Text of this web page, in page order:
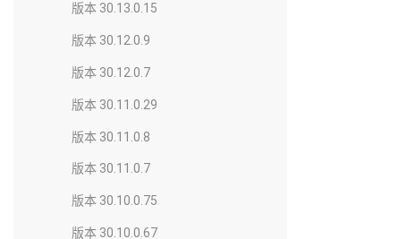
版本 30.13.0.15
版本 30.12.0.9
版本 30.12.0.7
版本 30.11.0.29
版本 30.11.0.8
版本 30.11.0.7
版本 30.10.0.75
版本 30.10.0.67